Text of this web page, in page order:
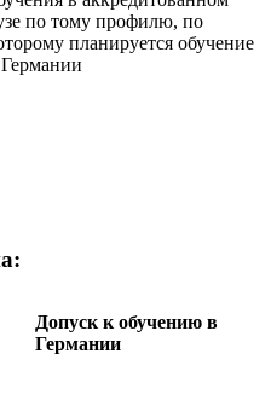
по тому профилю, по
планируется обучение
Допуск к обучению в
Германии